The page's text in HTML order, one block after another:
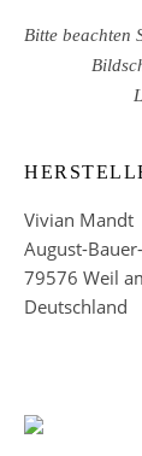
Bitte beachten
Vivian Mandt
August-
79576 Weil
Deutschland